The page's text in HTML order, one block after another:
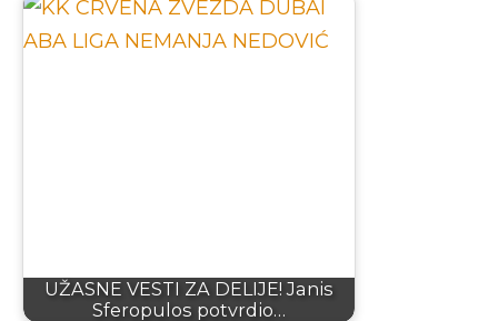
UŽASNE VESTI ZA DELIJE! Janis
Sferopulos potvrdio…